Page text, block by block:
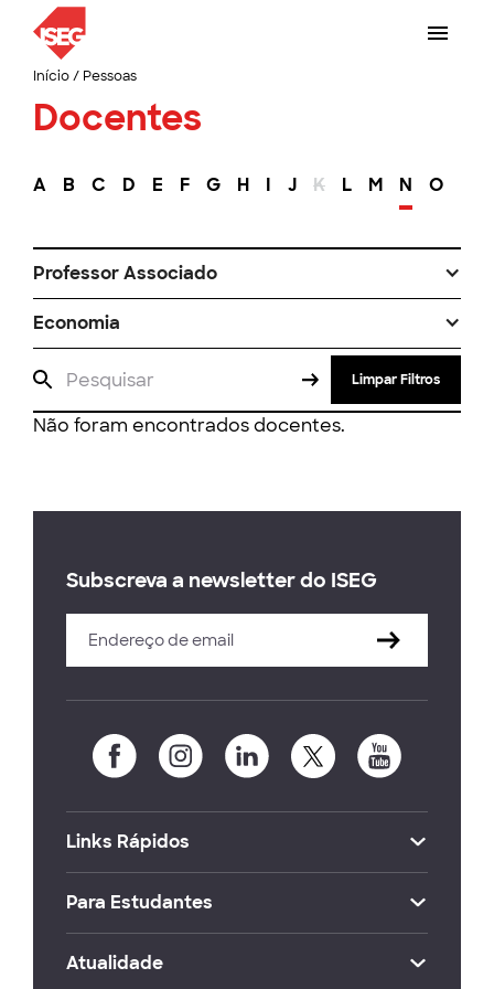
Início/ Pessoas
Docentes
A B C D E F G H I J K L M N O
Professor Associado
Economia
Limpar Filtros
Não foram encontrados docentes.
Subscreva a newsletter do ISEG
Links Rápidos
Para Estudantes
Atualidade